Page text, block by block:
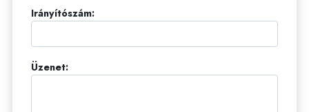
Irányítószám:
Üzenet: